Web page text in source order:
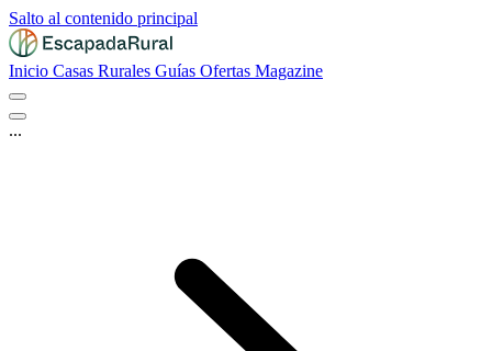
Salto al contenido principal
Inicio Casas Rurales Guías Ofertas Magazine
...